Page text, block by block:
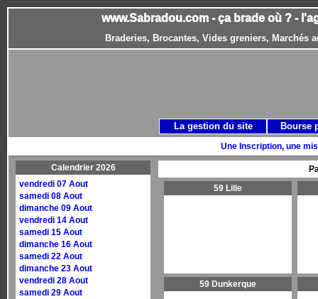
www.Sabradou.com - ça brade où ? -
Braderies, Brocantes, Vides greniers, Marchés
Une Inscription, une
Calendrier 2026
vendredi 07 Aout
samedi 08 Aout
dimanche 09 Aout
vendredi 14 Aout
samedi 15 Aout
dimanche 16 Aout
samedi 22 Aout
dimanche 23 Aout
vendredi 28 Aout
samedi 29 Aout
59 Lille
59 Dunkerque
La gestion du site Bourse